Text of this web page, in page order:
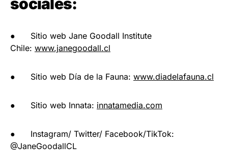
● Sitio web Jane Goodall Institute
Chile: www.janegoodall.cl
● Sitio web Día de la Fauna: www.diadelafauna.cl
● Sitio web Innata: innatamedia.com
● Instagram/ Twitter/ Facebook/TikTok:
@JaneGoodallCL